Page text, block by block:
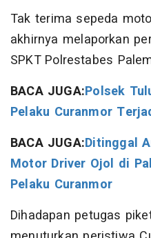
Tak terima sepeda
akhirnya melaporkan
SPKT Polrestabes
BACA JUGA:Polsek
Pelaku Curanmor
BACA JUGA:Ditinggal
Motor Driver Ojol di
Pelaku Curanmor
Dihadapan petugas